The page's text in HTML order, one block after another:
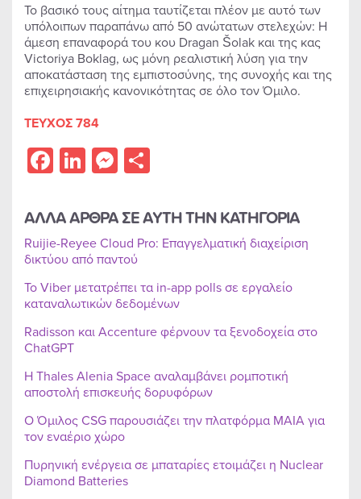
Το βασικό τους αίτημα ταυτίζεται πλέον με αυτό των
υπόλοιπων παραπάνω από 50 ανώτατων στελεχών: Η
άμεση επαναφορά του κου Dragan Šolak και της κας
Victoriya Boklag, ως μόνη ρεαλιστική λύση για την
αποκατάσταση της εμπιστοσύνης, της συνοχής και της
επιχειρησιακής κανονικότητας σε όλο τον Όμιλο.
ΤΕΥΧΟΣ 784
Facebook
LinkedIn
Messenger
ΑΛΛΑ ΑΡΘΡΑ ΣΕ ΑΥΤΗ ΤΗΝ ΚΑΤΗΓΟΡΙΑ
Ruijie-Reyee Cloud Pro: Επαγγελματική διαχείριση
δικτύου από παντού
Το Viber μετατρέπει τα in-app polls σε εργαλείο
καταναλωτικών δεδομένων
Radisson και Accenture φέρνουν τα ξενοδοχεία στο
ChatGPT
Η Thales Alenia Space αναλαμβάνει ρομποτική
αποστολή επισκευής δορυφόρων
Ο Όμιλος CSG παρουσιάζει την πλατφόρμα MAIA για
τον εναέριο χώρο
Πυρηνική ενέργεια σε μπαταρίες ετοιμάζει η Nuclear
Diamond Batteries